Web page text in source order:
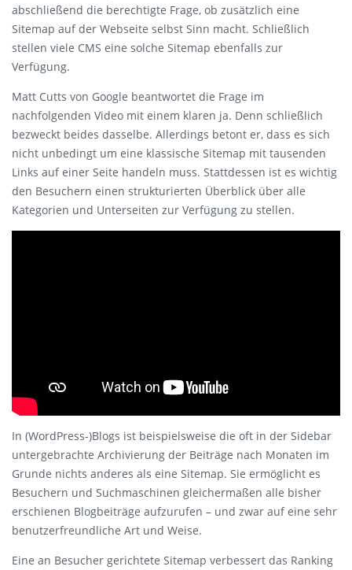
abschließend die berechtigte Frage, ob zusätzlich eine
Sitemap auf der Webseite selbst Sinn macht. Schließlich
stellen viele CMS eine solche Sitemap ebenfalls zur
Verfügung.
Matt Cutts von Google beantwortet die Frage im
nachfolgenden Video mit einem klaren ja. Denn schließlich
bezweckt beides dasselbe. Allerdings betont er, dass es sich
nicht unbedingt um eine klassische Sitemap mit tausenden
Links auf einer Seite handeln muss. Stattdessen ist es wichtig
den Besuchern einen strukturierten Überblick über alle
Kategorien und Unterseiten zur Verfügung zu stellen.
In (WordPress-)Blogs ist beispielsweise die oft in der Sidebar
untergebrachte Archivierung der Beiträge nach Monaten im
Grunde nichts anderes als eine Sitemap. Sie ermöglicht es
Besuchern und Suchmaschinen gleichermaßen alle bisher
erschienen Blogbeiträge aufzurufen – und zwar auf eine sehr
benutzerfreundliche Art und Weise.
Eine an Besucher gerichtete Sitemap verbessert das Ranking